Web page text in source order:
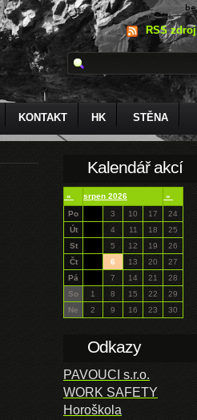
RSS zdroj
KONTAKT HK STĚNA
Kalendář akcí
« srpen 2026
»
Po
3 10 17
24
Út
4 11 18
25
St
5 12 19
26
Čt
6 13 20
27
Pá
7 14 21
28
So
1 8 15 22
29
Ne
2 9 16 23 30
Odkazy
PAVOUCI s.r.o.
WORK SAFETY
Horoškola